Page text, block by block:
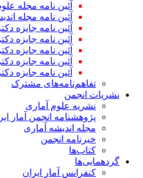
آئین نامه مجله
آئین نامه مجله
آئین‌ نامه جایزه
آئین نامه جایزه
آئین نامه جایزه
آئین نامه جایزه
آئین نامه جایزه دکتر
تفاهم‌نامه‌های مشترک
نشریات انجمن
نشریه علوم آماری
پژوهشنامه انجمن آمار
مجله اندیشه آماری
خبرنامه انجمن
کتاب‌ها
گردهمایی‌ها
کنفرانس آمار ایران